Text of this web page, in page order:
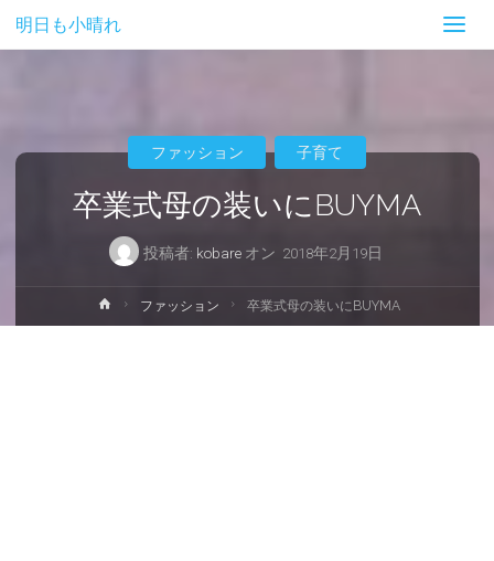
明日も小晴れ
卒業式母の装いにBUYMA
投稿者: kobare オン 2018年2月19日
ファッション 子育て
ホ
ー
ファッション 卒業式母の装いにBUYMA